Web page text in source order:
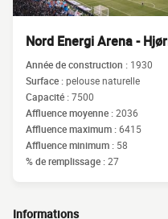
Nord Energi Arena -
Année de construction : 1930
Surface :pelouse naturelle
Capacité :7500
Affluence moyenne :2036
Affluence maximum :6415
Affluence minimum : 58
% de remplissage :27
Informations